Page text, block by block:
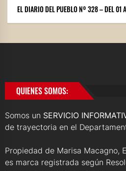
EL DIARIO DEL PUEBLO Nº 328 – DEL 01
QUIENES SOMOS:
Somos un SERVICIO
de trayectoria en el
Propiedad de Marisa Macagno,
es marca registrada según